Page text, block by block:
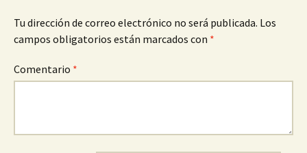
Tu dirección de correo electrónico no será publicada. Los
campos obligatorios están marcados con *
Comentario *